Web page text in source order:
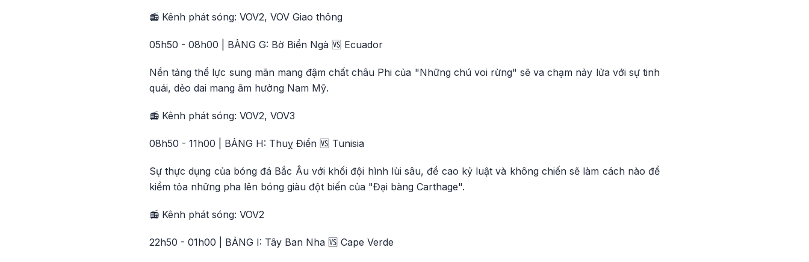
📻 Kênh phát sóng: VOV2, VOV Giao thông
05h50 - 08h00 | BẢNG G: Bờ Biển Ngà 🆚 Ecuador
Nền tảng thể lực sung mãn mang đậm chất châu Phi của "Những chú voi rừng" sẽ va chạm nảy lửa với sự tinh
quái, dẻo dai mang âm hưởng Nam Mỹ.
📻 Kênh phát sóng: VOV2, VOV3
08h50 - 11h00 | BẢNG H: Thuỵ Điển 🆚 Tunisia
Sự thực dụng của bóng đá Bắc Âu với khối đội hình lùi sâu, đề cao kỷ luật và không chiến sẽ làm cách nào để
kiềm tỏa những pha lên bóng giàu đột biến của "Đại bàng Carthage".
📻 Kênh phát sóng: VOV2
22h50 - 01h00 | BẢNG I: Tây Ban Nha 🆚 Cape Verde